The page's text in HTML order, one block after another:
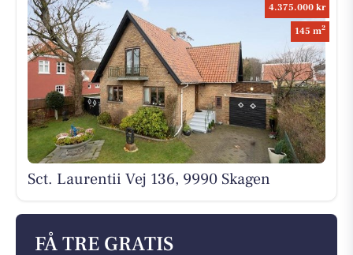
4.375.000 kr
145 m2
Sct. Laurentii Vej 136, 9990 Skagen
FÅ TRE GRATIS